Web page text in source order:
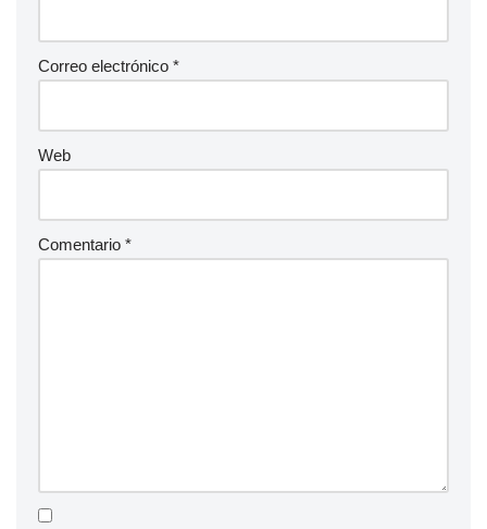
Correo electrónico *
Web
Comentario *